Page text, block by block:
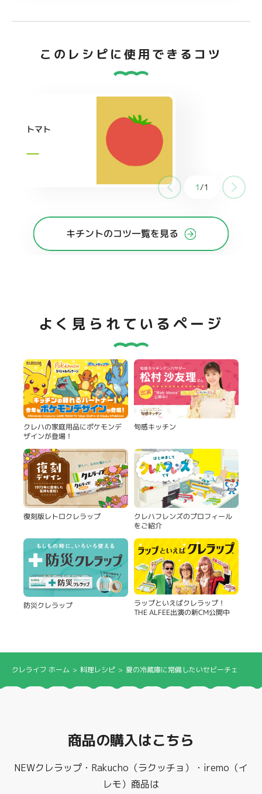
このレシピに使用できるコツ
トマト
1/1
キチントのコツ一覧を見る
よく見られているページ
クレハの家庭用品にポケモンデ
ザインが登場！
旬感キッチン
復刻版レトロクレラップ クレハフレンズのプロフィール
をご紹介
防災クレラップ ラップといえばクレラップ！
THE ALFEE出演の新CM公開中
クレライフ ホーム 料理レシピ 夏の冷蔵庫に常備したいセビーチェ
商品の購入はこちら
NEWクレラップ・Rakucho（ラクッチョ）・iremo（イ
レモ）商品は